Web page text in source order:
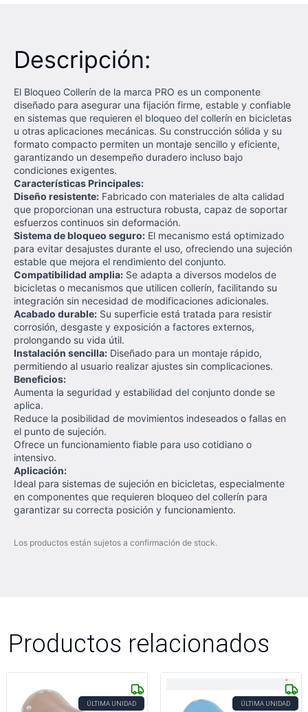
Descripción:
El Bloqueo Collerín de la marca PRO es un componente
diseñado para asegurar una fijación firme, estable y confiable
en sistemas que requieren el bloqueo del collerín en bicicletas
u otras aplicaciones mecánicas. Su construcción sólida y su
formato compacto permiten un montaje sencillo y eficiente,
garantizando un desempeño duradero incluso bajo
condiciones exigentes.
Características Principales:
Diseño resistente: Fabricado con materiales de alta calidad
que proporcionan una estructura robusta, capaz de soportar
esfuerzos continuos sin deformación.
Sistema de bloqueo seguro: El mecanismo está optimizado
para evitar desajustes durante el uso, ofreciendo una sujeción
estable que mejora el rendimiento del conjunto.
Compatibilidad amplia: Se adapta a diversos modelos de
bicicletas o mecanismos que utilicen collerín, facilitando su
integración sin necesidad de modificaciones adicionales.
Acabado durable: Su superficie está tratada para resistir
corrosión, desgaste y exposición a factores externos,
prolongando su vida útil.
Instalación sencilla: Diseñado para un montaje rápido,
permitiendo al usuario realizar ajustes sin complicaciones.
Beneficios:
Aumenta la seguridad y estabilidad del conjunto donde se
aplica.
Reduce la posibilidad de movimientos indeseados o fallas en
el punto de sujeción.
Ofrece un funcionamiento fiable para uso cotidiano o
intensivo.
Aplicación:
Ideal para sistemas de sujeción en bicicletas, especialmente
en componentes que requieren bloqueo del collerín para
garantizar su correcta posición y funcionamiento.
Los productos están sujetos a confirmación de stock.
Productos relacionados
ÚLTIMA UNIDAD ÚLTIMA UNIDAD